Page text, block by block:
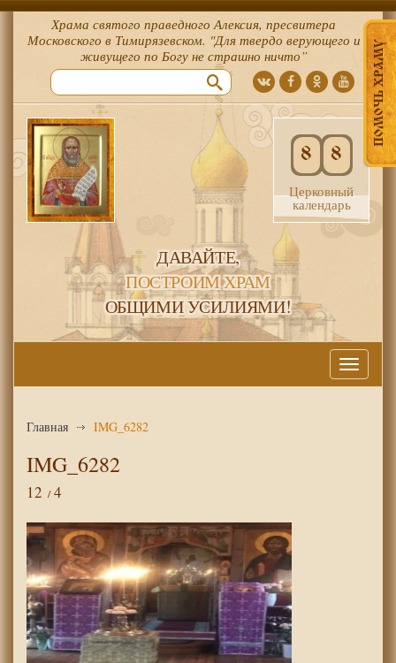
ПОМОЧЬ ХРАМУ
Храма святого праведного Алексия, пресвитера
Московского в Тимирязевском. "Для твердо верующего и
живущего по Богу не страшно ничто”
8 8
Церковный
календарь
ДАВАЙТЕ,
ПОСТРОИМ ХРАМ
ОБЩИМИ УСИЛИЯМИ!
Меню
Главная IMG_6282
IMG_6282
12 4